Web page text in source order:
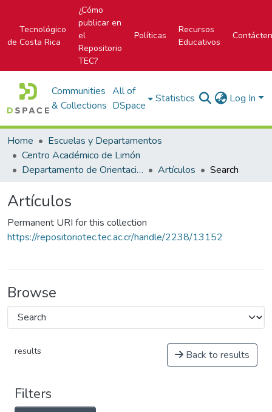
Tecnológico
de Costa Rica
¿Cómo
publicar en
el
Repositorio
TEC?
Políticas
Recursos
Educativos
Communities
& Collections
All of
DSpace
Statistics Log In
Home
Escuelas y Departamentos
Centro Académico de Limón
Departamento de Orientación y Psicología
Artículos Search
Artículos
Permanent URI for this collection
https://repositoriotec.tec.ac.cr/handle/2238/13152
Browse
results Back to results
Filters